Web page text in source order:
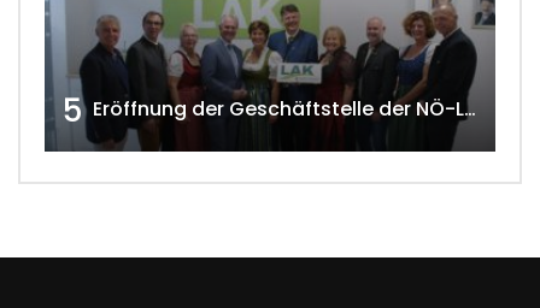
5 Eröffnung der Geschäftstelle der NÖ-Landarbeiterkammer in Mistelbach w4tv174